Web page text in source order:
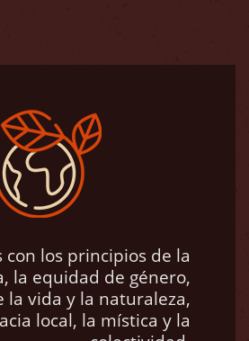
con los principios de la
la equidad de género,
la vida y la naturaleza,
local, la mística y la